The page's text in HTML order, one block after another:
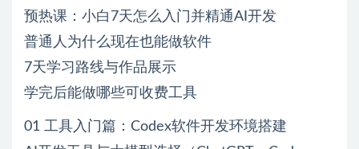
预热课：小白7天怎么入门并精通AI开发
普通人为什么现在也能做软件
7天学习路线与作品展示
学完后能做哪些可收费工具
01 工具入门篇：Codex软件开发环境搭建